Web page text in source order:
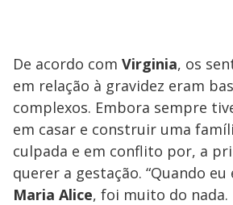
De acordo com Virginia, os
em relação à gravidez eram
complexos. Embora sempre
em casar e construir uma
culpada e em conflito por, a
querer a gestação. “Quando
Maria Alice, foi muito do nada.